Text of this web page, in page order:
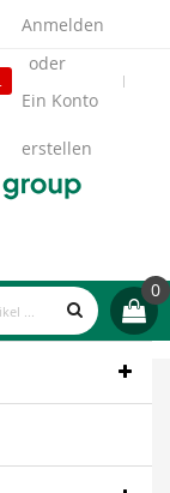
Anmelden
Ein Konto
erstellen
0